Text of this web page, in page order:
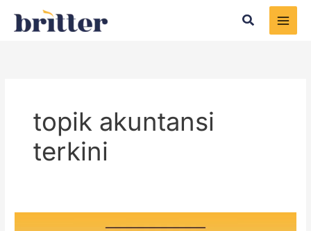
Search
topik akuntansi
terkini